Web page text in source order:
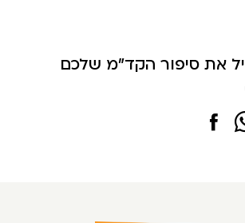
את סיפור הקד"מ שלכם